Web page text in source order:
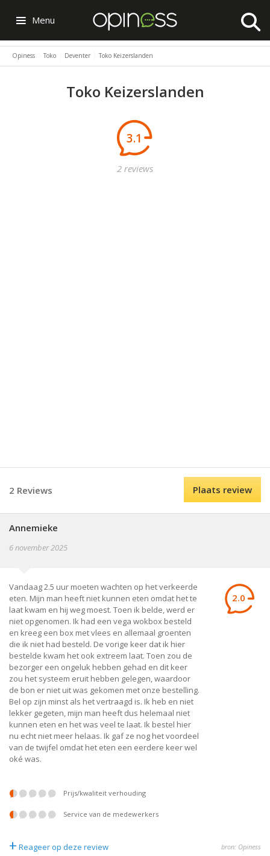
Menu
Opiness Toko Deventer Toko Keizerslanden
Toko Keizerslanden
3.1
2 reviews
2 Reviews Plaats review
Annemieke
6 november 2025
Vandaag 2.5 uur moeten wachten op het verkeerde
eten. Mijn man heeft niet kunnen eten omdat het te
laat kwam en hij weg moest. Toen ik belde, werd er
niet opgenomen. Ik had een vega wokbox besteld
en kreeg een box met vlees en allemaal groenten
die ik niet had besteld. De vorige keer dat ik hier
bestelde kwam het ook extreem laat. Toen zou de
bezorger een ongeluk hebben gehad en dit keer
zou het systeem eruit hebben gelegen, waardoor
de bon er niet uit was gekomen met onze bestelling.
Bel op zijn minst als het vertraagd is. Ik heb en niet
lekker gegeten, mijn man heeft dus helemaal niet
kunnen eten en het was veel te laat. Ik bestel hier
nu echt niet meer helaas. Ik gaf ze nog het voordeel
van de twijfel omdat het eten een eerdere keer wel
oké was.
2.0
prijs/kwaliteit verhouding
service van de medewerkers
+ Reageer op deze review bron: Opiness